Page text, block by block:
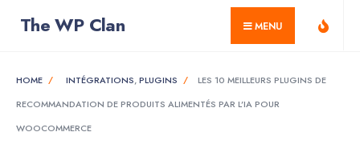
The WP Clan MENU
HOME INTÉGRATIONS,PLUGINS
LES 10 MEILLEURS PLUGINS DE
RECOMMANDATION DE PRODUITS ALIMENTÉS PAR L’IA POUR
WOOCOMMERCE